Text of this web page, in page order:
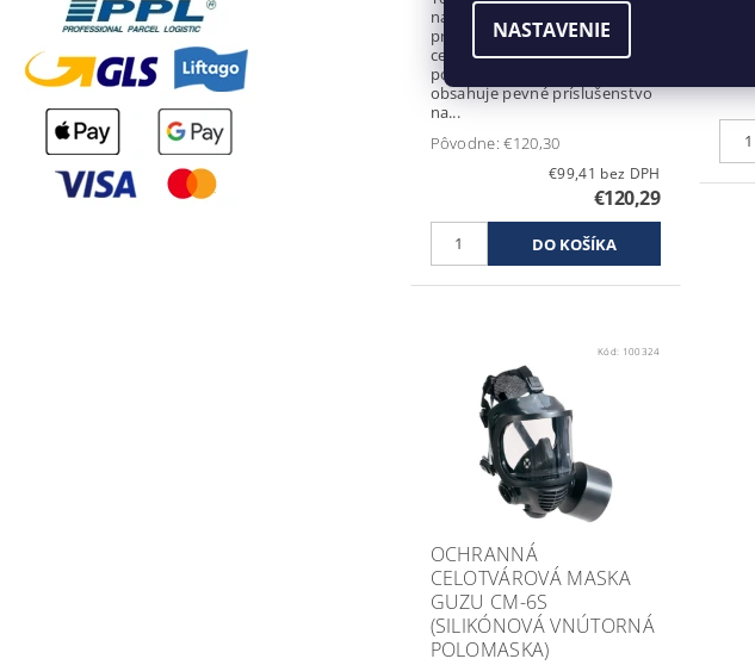
na objednávanie tovaru Len
pre informáciu Ochranná
celotvárová maska CM-6SM v
porovnaní s modelom CM-6S
obsahuje pevné príslušenstvo
na...
Pôvodne:€120,30
€99,41 bez DPH
€120,29
Kód: 100324
OCHRANNÁ
CELOTVÁROVÁ MASKA
GUZU CM-6S
(SILIKÓNOVÁ VNÚTORNÁ
POLOMASKA)
NASTAVENIE